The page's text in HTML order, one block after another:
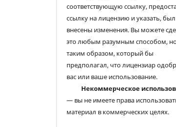
соответствующую ссылку,
ссылку на лицензию и указать,
внесены изменения. Вы можете
это любым разумным способом,
таким образом, который бы
предполагал, что лицензиар
вас или ваше использование.
Некоммерческое
— вы не имеете права
материал в коммерческих целях.